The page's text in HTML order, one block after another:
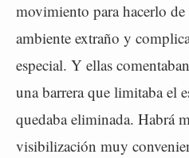
movimiento para hacerlo de
ambiente extraño y
especial. Y ellas
una barrera que limitaba el
quedaba eliminada. Habrá
visibilización muy